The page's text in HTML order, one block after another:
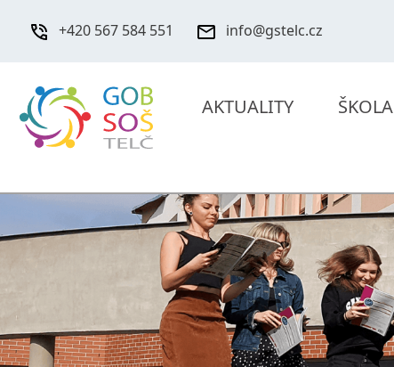
+420 567 584 551 info@gstelc.cz
AKTUALITY ŠKOLA